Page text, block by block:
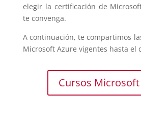
elegir la certificación de
te convenga.
A continuación, te compartimos
Microsoft Azure vigentes hasta el
Cursos